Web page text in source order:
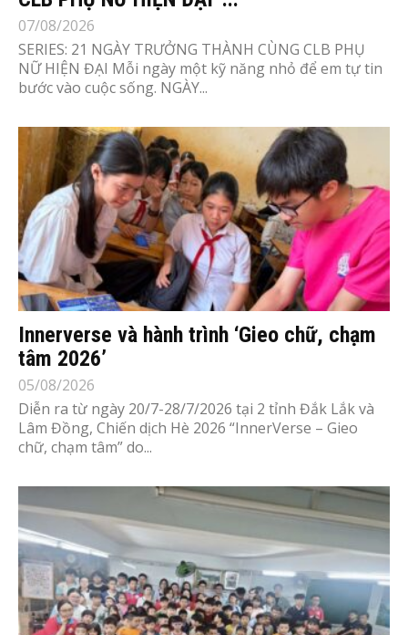
07/08/2026
SERIES: 21 NGÀY TRƯỞNG THÀNH CÙNG CLB PHỤ
NỮ HIỆN ĐẠI Mỗi ngày một kỹ năng nhỏ để em tự tin
bước vào cuộc sống. NGÀY...
Innerverse và hành trình ‘Gieo chữ, chạm
tâm 2026’
05/08/2026
Diễn ra từ ngày 20/7-28/7/2026 tại 2 tỉnh Đắk Lắk và
Lâm Đồng, Chiến dịch Hè 2026 “InnerVerse – Gieo
chữ, chạm tâm” do...